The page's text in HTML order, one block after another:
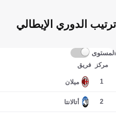
ترتيب الدوري الإيطالي
المستوى
مركز فريق
1 ميلان
2 أتالانتا